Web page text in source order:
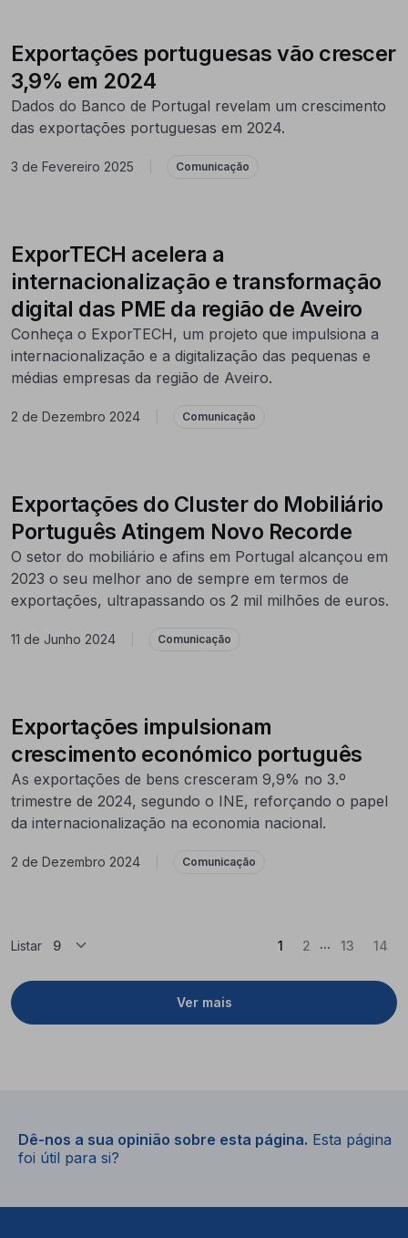
Exportações portuguesas vão crescer
3,9% em 2024
Dados do Banco de Portugal revelam um crescimento
das exportações portuguesas em 2024.
3 de Fevereiro 2025 Comunicação
ExporTECH acelera a
internacionalização e transformação
digital das PME da região de Aveiro
Conheça o ExporTECH, um projeto que impulsiona a
internacionalização e a digitalização das pequenas e
médias empresas da região de Aveiro.
2 de Dezembro 2024 Comunicação
Exportações do Cluster do Mobiliário
Português Atingem Novo Recorde
O setor do mobiliário e afins em Portugal alcançou em
2023 o seu melhor ano de sempre em termos de
exportações, ultrapassando os 2 mil milhões de euros.
11 de Junho 2024 Comunicação
Exportações impulsionam
crescimento económico português
As exportações de bens cresceram 9,9% no 3.º
trimestre de 2024, segundo o INE, reforçando o papel
da internacionalização na economia nacional.
2 de Dezembro 2024 Comunicação
Listar
Ver mais
1 (Atual)
2 ... 13 14
Dê-nos a sua opinião sobre esta página. Esta página
foi útil para si?